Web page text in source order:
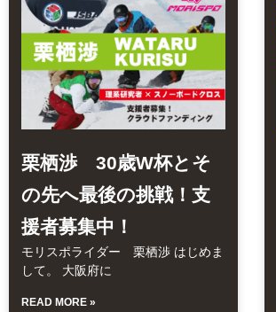
栗栖渉 30歳W杯とそ
の先へ最後の挑戦！支
援者募集中！
モリスポライダー 栗栖渉 はじめま
して。 大阪府に
READ MORE »